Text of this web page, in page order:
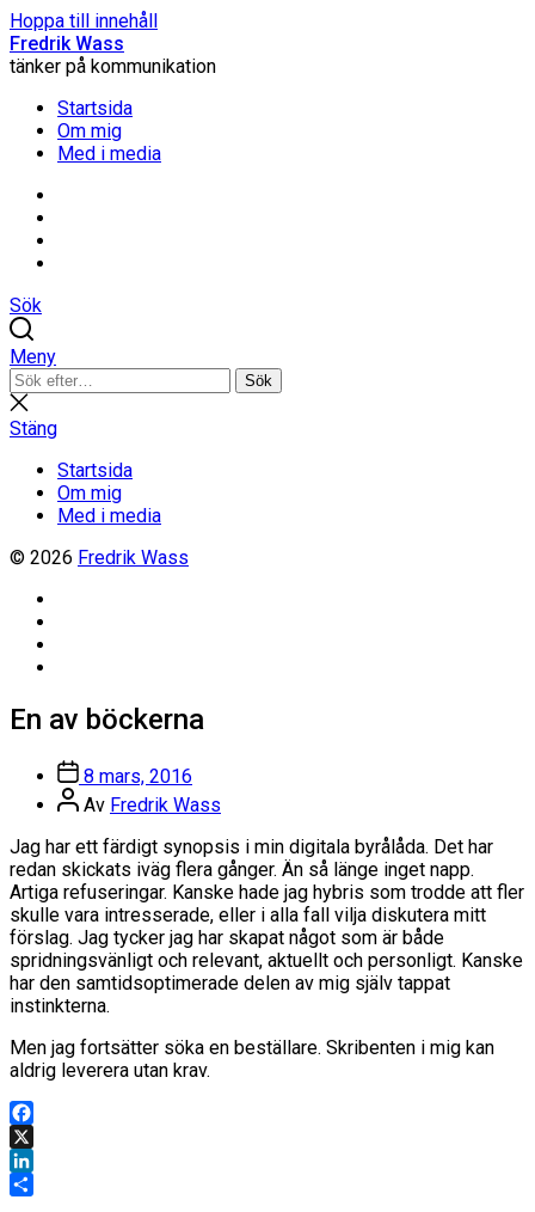
Hoppa till innehåll
Fredrik Wass
tänker på kommunikation
Startsida
Om mig
Med i media
Sök
Meny
Sök
efter:
Sök
Stäng
sökning
Stäng
Startsida
Om mig
Med i media
© 2026 Fredrik Wass
En av böckerna
Inläggsdatum
8 mars, 2016
Inläggsförfattare
Av Fredrik Wass
Jag har ett färdigt synopsis i min digitala byrålåda. Det har
redan skickats iväg flera gånger. Än så länge inget napp.
Artiga refuseringar. Kanske hade jag hybris som trodde att fler
skulle vara intresserade, eller i alla fall vilja diskutera mitt
förslag. Jag tycker jag har skapat något som är både
spridningsvänligt och relevant, aktuellt och personligt. Kanske
har den samtidsoptimerade delen av mig själv tappat
instinkterna.
Men jag fortsätter söka en beställare. Skribenten i mig kan
aldrig leverera utan krav.
Facebook
X
LinkedIn